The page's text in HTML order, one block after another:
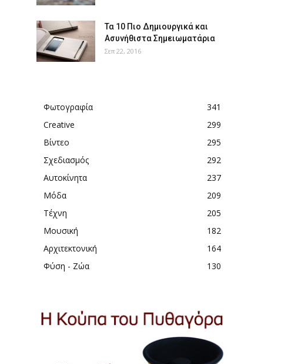
Τα 10 Πιο Δημιουργικά και
Ασυνήθιστα Σημειωματάρια
Σεπ 22, 2016
Φωτογραφία
341
Creative
299
Βίντεο
295
Σχεδιασμός
292
Αυτοκίνητα
237
Μόδα
209
Τέχνη
205
Μουσική
182
Αρχιτεκτονική
164
Φύση - Ζώα
130